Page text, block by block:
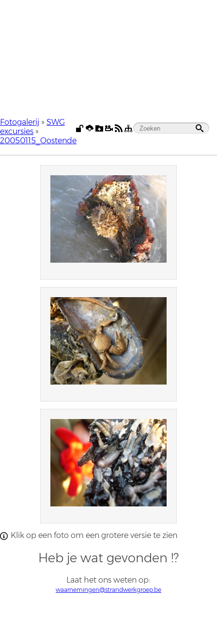
Fotogalerij » SWG
excursies »
20050115_Oostende
Klik op een foto om een grotere versie te zien
Heb je wat gevonden !?
Laat het ons weten op:
waarnemingen@strandwerkgroep.be